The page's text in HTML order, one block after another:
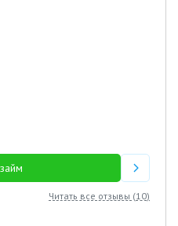
Читать все отзывы (10)